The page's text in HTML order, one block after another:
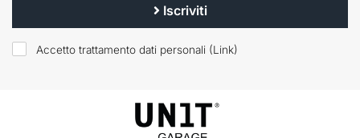
Iscriviti
Accetto trattamento dati personali (Link)